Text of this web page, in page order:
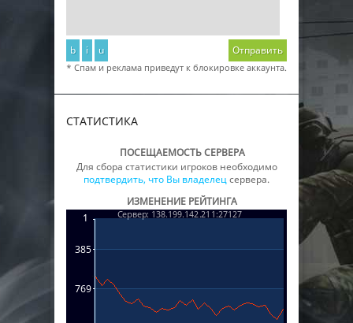
b i u Отправить
* Спам и реклама приведут к блокировке аккаунта.
СТАТИСТИКА
ПОСЕЩАЕМОСТЬ СЕРВЕРА
Для сбора статистики игроков необходимо
подтвердить, что Вы владелецсервера.
ИЗМЕНЕНИЕ РЕЙТИНГА